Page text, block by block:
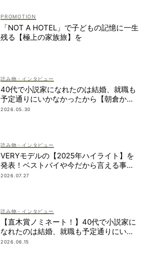
「NOT A HOTEL」で子どもの記憶に一生
残る【極上の家族旅】を
読み物・インタビュー
40代で小説家になれたのは結婚、就職も
予定通りにいかなかったから【朝倉かす
みさん】
2026.05.30
読み物・インタビュー
VERYモデルの【2025年ハイライト】を
発表！ベストバイや今だから言える事件
簿も大公開
2026.07.27
読み物・インタビュー
【直木賞ノミネート！】40代で小説家に
なれたのは結婚、就職も予定通りにいか
なかったから｜朝倉かすみさん
2026.06.15